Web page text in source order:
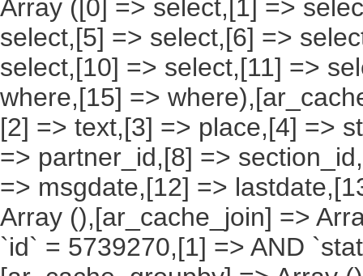
Array ([0] => select,[1] =>
select,[5] => select,[6] =>
select,[10] => select,[11] =>
where,[15] =>
[2] => text,[3] => place,[4] =>
=> partner_id,[8] =>
=> msgdate,[12] =>
Array (),[ar_cache_join] =>
`id` = 5739270,[1] => AND